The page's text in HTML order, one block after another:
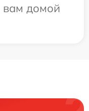
вам домой